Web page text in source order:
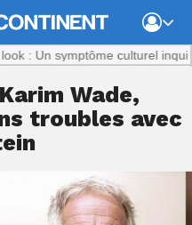
symptôme culturel inquiétant
Wade,
troubles avec